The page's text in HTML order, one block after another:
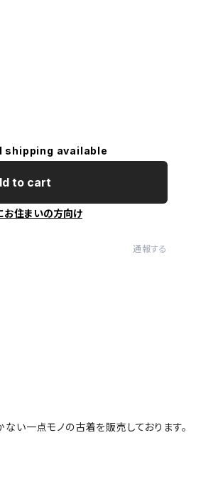
shipping available
to cart
お住まいの方向け
通報する
い一点モノの古着を販売しております。